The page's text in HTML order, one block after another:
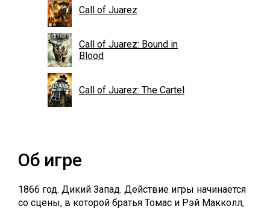
Call of Juarez
Call of Juarez: Bound in
Blood
Call of Juarez: The Cartel
Об игре
1866 год. Дикий Запад. Действие игры начинается
со сцены, в которой братья Томас и Рэй Макколл,